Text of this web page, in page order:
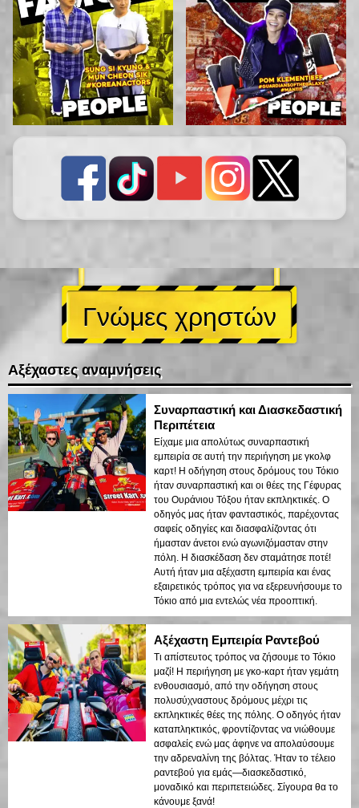
Γνώμες χρηστών
Αξέχαστες αναμνήσεις
Συναρπαστική και Διασκεδαστική
Περιπέτεια
Είχαμε μια απολύτως συναρπαστική
εμπειρία σε αυτή την περιήγηση με γκολφ
καρτ! Η οδήγηση στους δρόμους του Τόκιο
ήταν συναρπαστική και οι θέες της Γέφυρας
του Ουράνιου Τόξου ήταν εκπληκτικές. Ο
οδηγός μας ήταν φανταστικός, παρέχοντας
σαφείς οδηγίες και διασφαλίζοντας ότι
ήμασταν άνετοι ενώ αγωνιζόμασταν στην
πόλη. Η διασκέδαση δεν σταμάτησε ποτέ!
Αυτή ήταν μια αξέχαστη εμπειρία και ένας
εξαιρετικός τρόπος για να εξερευνήσουμε το
Τόκιο από μια εντελώς νέα προοπτική.
Αξέχαστη Εμπειρία Ραντεβού
Τι απίστευτος τρόπος να ζήσουμε το Τόκιο
μαζί! Η περιήγηση με γκο-καρτ ήταν γεμάτη
ενθουσιασμό, από την οδήγηση στους
πολυσύχναστους δρόμους μέχρι τις
εκπληκτικές θέες της πόλης. Ο οδηγός ήταν
καταπληκτικός, φροντίζοντας να νιώθουμε
ασφαλείς ενώ μας άφηνε να απολαύσουμε
την αδρεναλίνη της βόλτας. Ήταν το τέλειο
ραντεβού για εμάς—διασκεδαστικό,
μοναδικό και περιπετειώδες. Σίγουρα θα το
κάνουμε ξανά!